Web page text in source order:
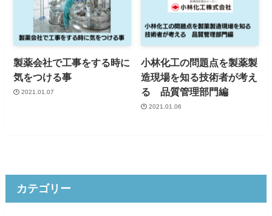
製薬会社で工事をする時に
気をつける事
2021.01.07
小林化工の問題点を製薬製
造現場を知る技術者が考え
る 品質管理部門編
2021.01.06
カテゴリー